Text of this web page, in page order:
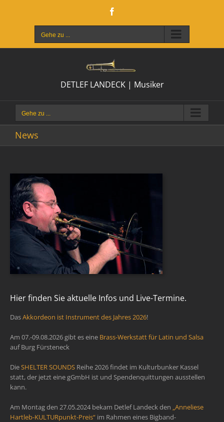
Gehe zu ...
DETLEF LANDECK | Musiker
Gehe zu ...
News
Hier finden Sie aktuelle Infos und Live-Termine.
DasAkkordeon ist Instrument des Jahres 2026!
Am 07.-09.08.2026 gibt es eine Brass-Werkstatt für Latin und Salsa
auf Burg Fürsteneck
DieSHELTER SOUNDS Reihe 2026 findet im Kulturbunker Kassel
statt, der jetzt eine gGmbH ist und Spendenquittungen ausstellen
kann.
Am Montag den 27.05.2024 bekam Detlef Landeck den „Anneliese
Hartleb-KULTURpunkt-Preis“ im Rahmen eines Bigband-